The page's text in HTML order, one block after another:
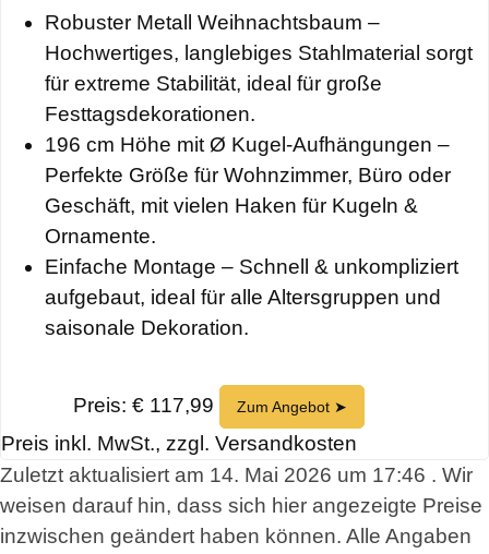
Robuster Metall Weihnachtsbaum –
Hochwertiges, langlebiges Stahlmaterial sorgt
für extreme Stabilität, ideal für große
Festtagsdekorationen.
196 cm Höhe mit Ø Kugel-Aufhängungen –
Perfekte Größe für Wohnzimmer, Büro oder
Geschäft, mit vielen Haken für Kugeln &
Ornamente.
Einfache Montage – Schnell & unkompliziert
aufgebaut, ideal für alle Altersgruppen und
saisonale Dekoration.
Preis: € 117,99 Zum Angebot ➤
Preis inkl. MwSt., zzgl. Versandkosten
Zuletzt aktualisiert am 14. Mai 2026 um 17:46 . Wir
weisen darauf hin, dass sich hier angezeigte Preise
inzwischen geändert haben können. Alle Angaben